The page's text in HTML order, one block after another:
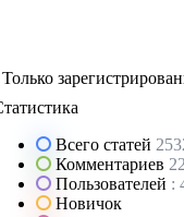
Только
Всего статей
Комментариев
Пользователей :
Новичок